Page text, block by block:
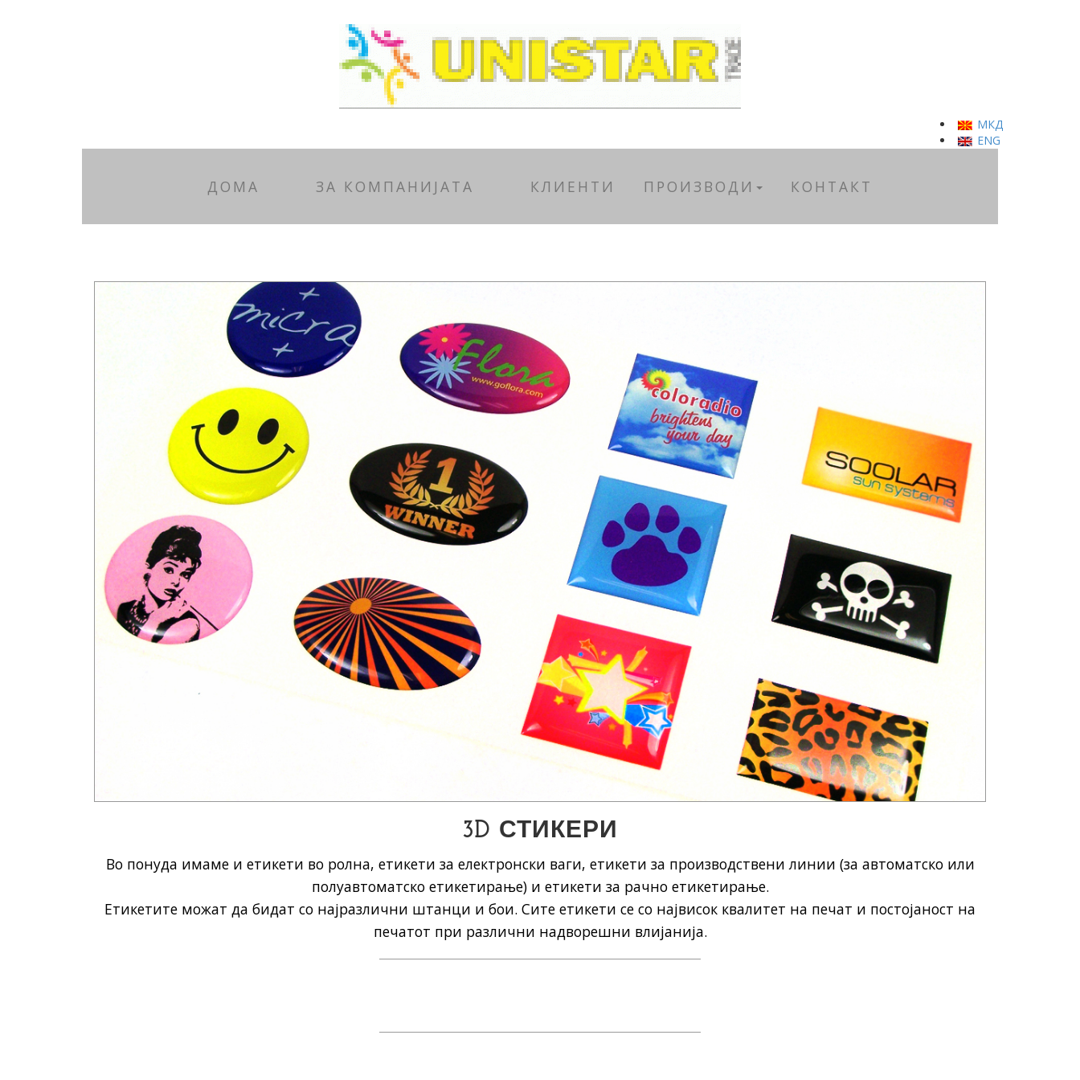
МКД
ENG
ДОМА ЗА КОМПАНИЈАТА КЛИЕНТИ ПРОИЗВОДИ КОНТАКТ
3D СТИКЕРИ
Во понуда имаме и етикети во ролна, етикети за електронски ваги, етикети за производствени линии (за автоматско или
полуавтоматско етикетирање) и етикети за рачно етикетирање.
Етикетите можат да бидат со најразлични штанци и бои. Сите етикети се со највисок квалитет на печат и постојаност на
печатот при различни надворешни влијанија.